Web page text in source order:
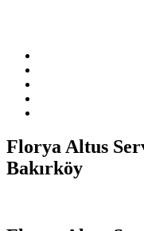
Florya Altus
Bakırköy